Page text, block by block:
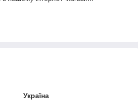
Україна